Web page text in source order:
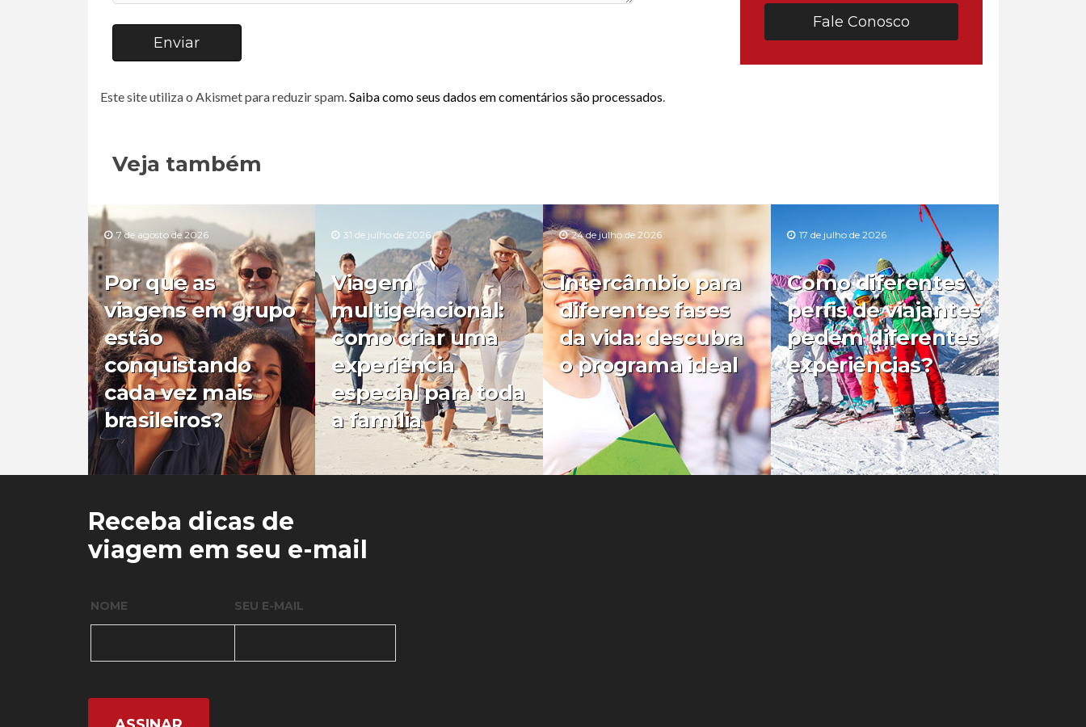
Enviar
Este site utiliza o Akismet para reduzir spam.Saiba como seus dados em comentários são processados.
Fale Conosco
Veja também
7 de agosto de 2026
Por que as
viagens em grupo
estão
conquistando
cada vez mais
brasileiros?
0
31 de julho de 2026
Viagem
multigeracional:
como criar uma
experiência
especial para toda
a família
0
24 de julho de 2026
Intercâmbio para
diferentes fases
da vida: descubra
o programa ideal
0
17 de julho de 2026
Como diferentes
perfis de viajantes
pedem diferentes
experiências?
0
Receba dicas de
viagem em seu e-mail
NOME SEU E-MAIL